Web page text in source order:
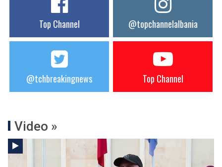
Top Channel @topchannelalbania
@tchbreakingnews Top Channel
Video »